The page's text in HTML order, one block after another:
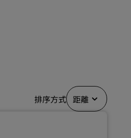
排序方式 距離